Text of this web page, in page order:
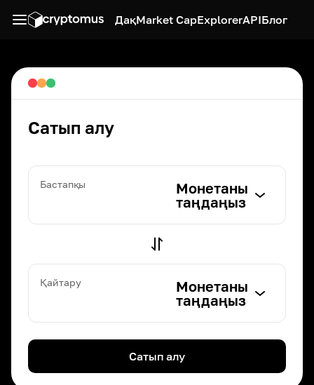
ДақMarket CapExplorerAPIБлог
Сатып алу
Бастапқы
Монетаны
таңдаңыз
Қайтару
Монетаны
таңдаңыз
Сатып алу